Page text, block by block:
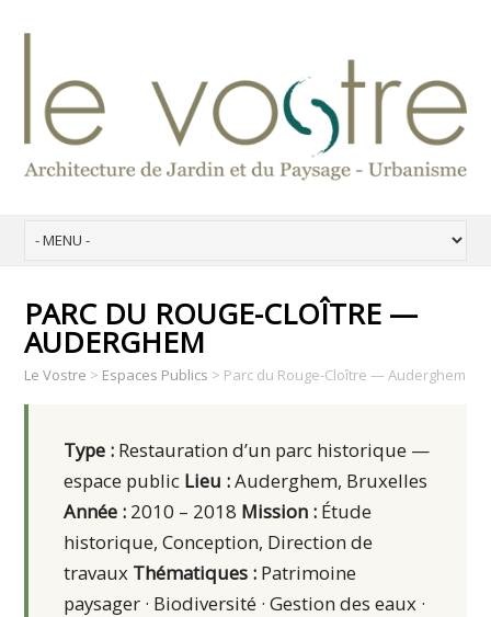
PARC DU ROUGE-CLOÎTRE —
AUDERGHEM
Le Vostre > Espaces Publics > Parc du Rouge-Cloître — Auderghem
Type : Restauration d’un parc historique —
espace public Lieu :Auderghem, Bruxelles
Année : 2010 – 2018 Mission : Étude
historique, Conception, Direction de
travaux Thématiques : Patrimoine
paysager · Biodiversité · Gestion des eaux ·